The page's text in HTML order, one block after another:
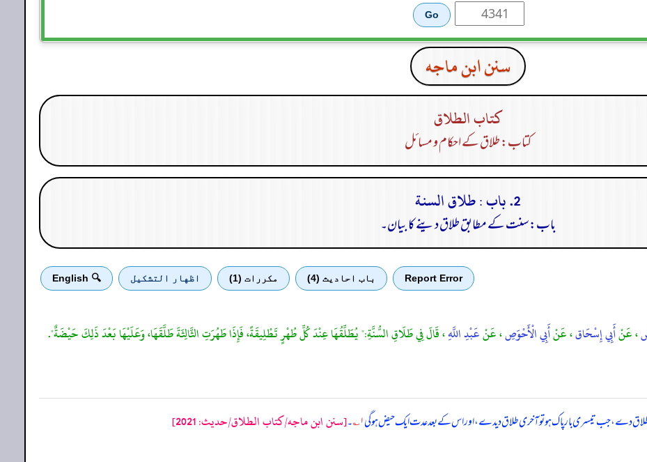
سنن ابن ماجه
كتاب الطلاق
کتاب: طلاق کے احکام و مسائل
2. باب : طلاق السنة
باب: سنت کے مطابق طلاق دینے کا بیان۔
Report Error باب احادیث (4) مكررات (1) اظهار التشكيل 🔍 English
، عَنْأَبِي إِسْحَاق، عَنْأَبِي الْأَحْوَصِ، عَنْعَبْدِ اللَّهِ، قَالَ فِي طَلَاقِ السُّنَّةِ:" يُطَلِّقُهَا عِنْدَ كُلِّ طُهْرٍ تَطْلِيقَةً، فَإِذَا طَهُرَتِ الثَّالِثَةَ طَلَّقَهَا، وَعَلَيْهَا بَعْدَ ذَلِكَ حَيْضَةٌ".
طلاق دے، جب تیسری بار پاک ہو تو آخری طلاق دیدے، اور اس کے بعد عدت ایک حیض ہو گی۱؎ ۔[سنن ابن ماجه/كتاب الطلاق/حدیث: 2021]